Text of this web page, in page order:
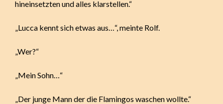
hineinsetzten und alles klarstellen.“
„Lucca kennt sich etwas aus…“, meinte Rolf.
„Wer?“
„Mein Sohn…“
„Der junge Mann der die Flamingos waschen wollte.“